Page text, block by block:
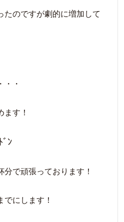
たのですが劇的に増加して
・・
す！
ﾞﾝ
で頑張っております！
でにします！